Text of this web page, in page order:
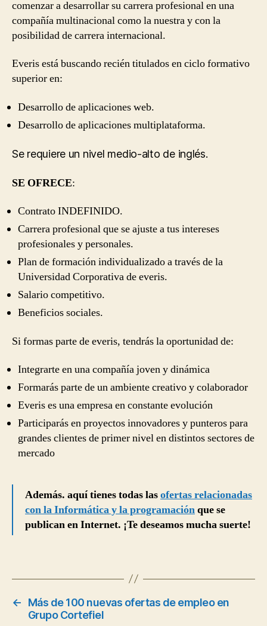
comenzar a desarrollar su carrera profesional en una
compañía multinacional como la nuestra y con la
posibilidad de carrera internacional.
Everis está buscando recién titulados en ciclo formativo
superior en:
Desarrollo de aplicaciones web.
Desarrollo de aplicaciones multiplataforma.
Se requiere un nivel medio-alto de inglés.
SE OFRECE:
Contrato INDEFINIDO.
Carrera profesional que se ajuste a tus intereses
profesionales y personales.
Plan de formación individualizado a través de la
Universidad Corporativa de everis.
Salario competitivo.
Beneficios sociales.
Si formas parte de everis, tendrás la oportunidad de:
Integrarte en una compañía joven y dinámica
Formarás parte de un ambiente creativo y colaborador
Everis es una empresa en constante evolución
Participarás en proyectos innovadores y punteros para
grandes clientes de primer nivel en distintos sectores de
mercado
Además. aquí tienes todas lasofertas relacionadas
con la Informática y la programaciónque se
publican en Internet. ¡Te deseamos mucha suerte!
←
Más de 100 nuevas ofertas de empleo en
Grupo Cortefiel